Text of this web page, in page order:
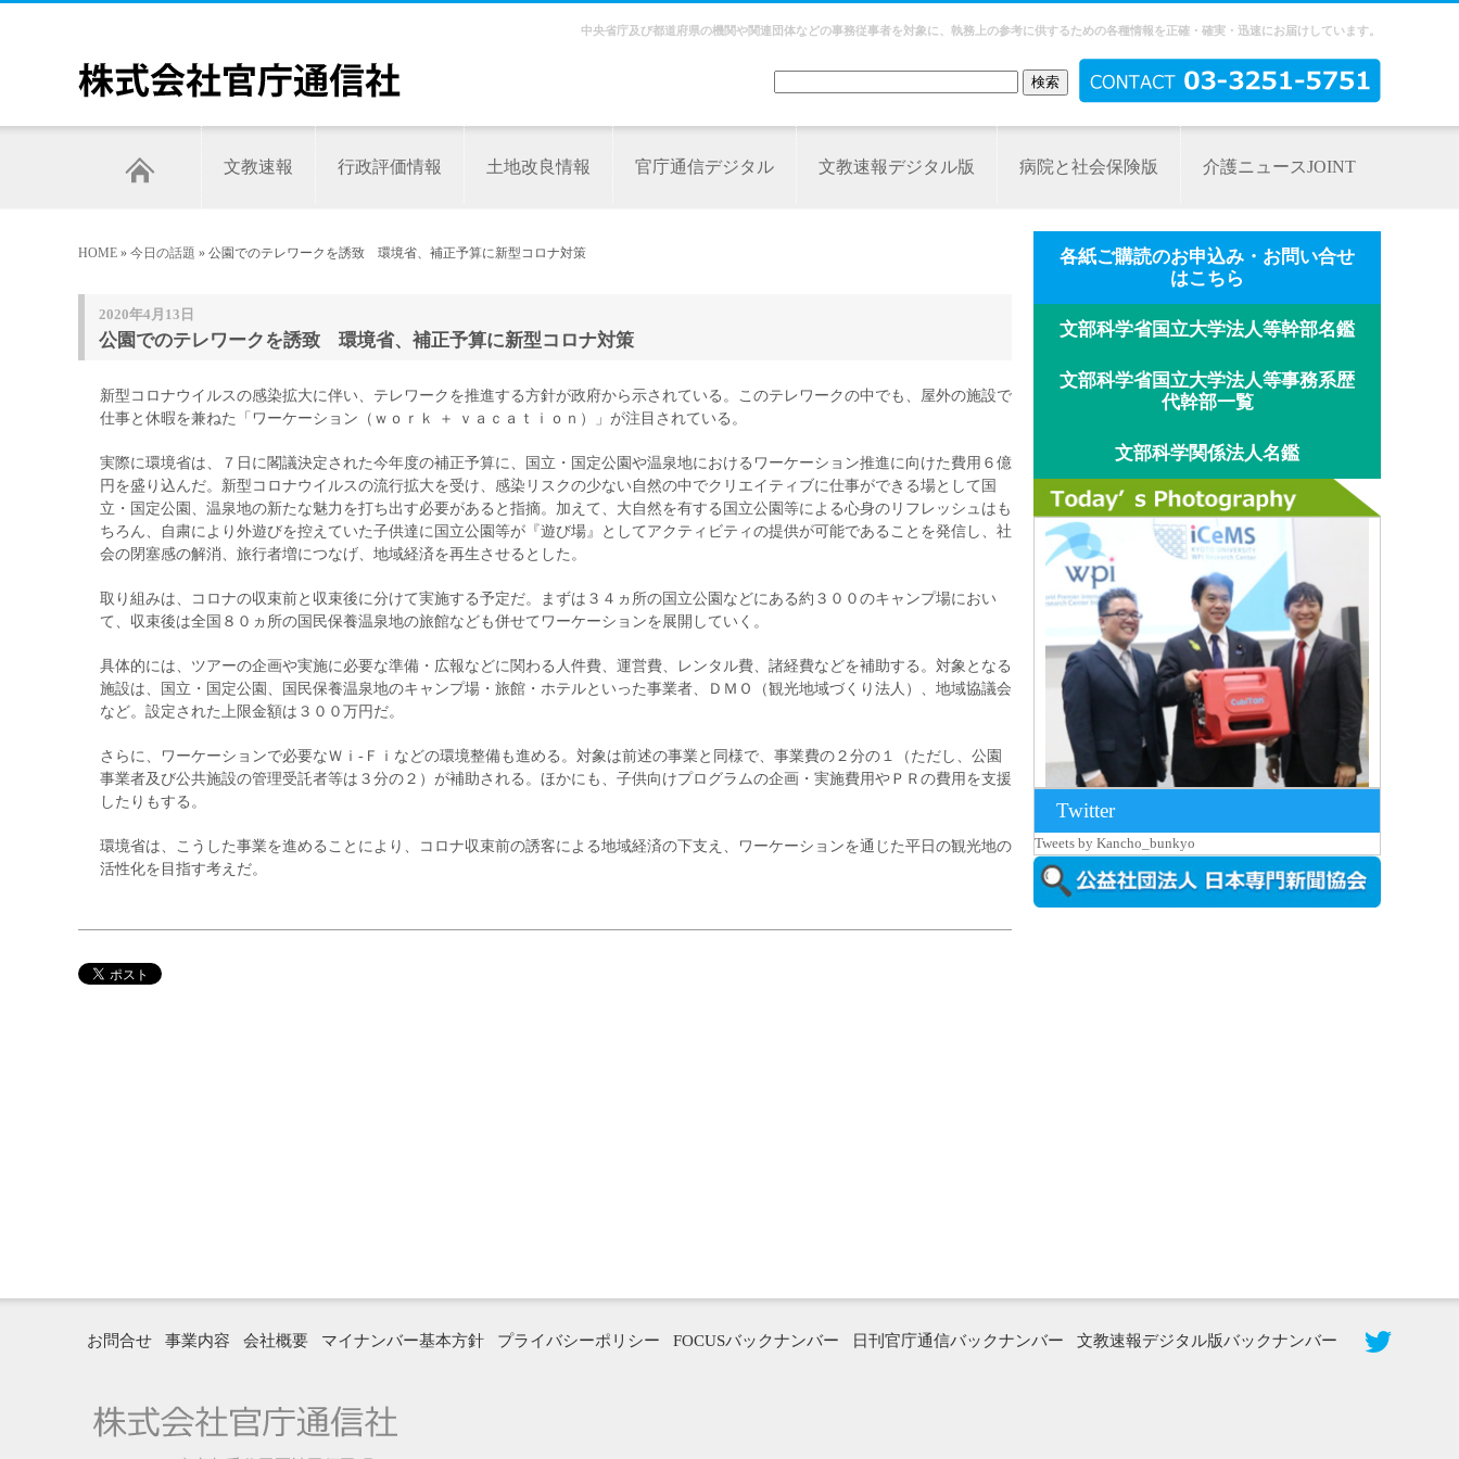
中央省庁及び都道府県の機関や関連団体などの事務従事者を対象に、執務上の参考に供するための各種情報を正確・確実・迅速にお届けしています。
文教速報 行政評価情報 土地改良情報 官庁通信デジタル 文教速報デジタル版 病院と社会保険版 介護ニュースJOINT
HOME » 今日の話題 » 公園でのテレワークを誘致 環境省、補正予算に新型コロナ対策
2020年4月13日
公園でのテレワークを誘致 環境省、補正予算に新型コロナ対策
新型コロナウイルスの感染拡大に伴い、テレワークを推進する方針が政府から示されている。このテレワークの中でも、屋外の施設で
仕事と休暇を兼ねた「ワーケーション（ｗｏｒｋ ＋ ｖａｃａｔｉｏｎ）」が注目されている。
実際に環境省は、７日に閣議決定された今年度の補正予算に、国立・国定公園や温泉地におけるワーケーション推進に向けた費用６億
円を盛り込んだ。新型コロナウイルスの流行拡大を受け、感染リスクの少ない自然の中でクリエイティブに仕事ができる場として国
立・国定公園、温泉地の新たな魅力を打ち出す必要があると指摘。加えて、大自然を有する国立公園等による心身のリフレッシュはも
ちろん、自粛により外遊びを控えていた子供達に国立公園等が『遊び場』としてアクティビティの提供が可能であることを発信し、社
会の閉塞感の解消、旅行者増につなげ、地域経済を再生させるとした。
取り組みは、コロナの収束前と収束後に分けて実施する予定だ。まずは３４ヵ所の国立公園などにある約３００のキャンプ場におい
て、収束後は全国８０ヵ所の国民保養温泉地の旅館なども併せてワーケーションを展開していく。
具体的には、ツアーの企画や実施に必要な準備・広報などに関わる人件費、運営費、レンタル費、諸経費などを補助する。対象となる
施設は、国立・国定公園、国民保養温泉地のキャンプ場・旅館・ホテルといった事業者、ＤＭＯ（観光地域づくり法人）、地域協議会
など。設定された上限金額は３００万円だ。
さらに、ワーケーションで必要なＷｉ‐Ｆｉなどの環境整備も進める。対象は前述の事業と同様で、事業費の２分の１（ただし、公園
事業者及び公共施設の管理受託者等は３分の２）が補助される。ほかにも、子供向けプログラムの企画・実施費用やＰＲの費用を支援
したりもする。
環境省は、こうした事業を進めることにより、コロナ収束前の誘客による地域経済の下支え、ワーケーションを通じた平日の観光地の
活性化を目指す考えだ。
各紙ご購読のお申込み・お問い合せ
はこちら
文部科学省国立大学法人等幹部名鑑
文部科学省国立大学法人等事務系歴
代幹部一覧
文部科学関係法人名鑑
京都大iCeMS等を視察した松本文部科学
大...
Twitter
Tweets by Kancho_bunkyo
お問合せ 事業内容 会社概要 マイナンバー基本方針 プライバシーポリシー FOCUSバックナンバー 日刊官庁通信バックナンバー 文教速報デジタル版バックナンバー